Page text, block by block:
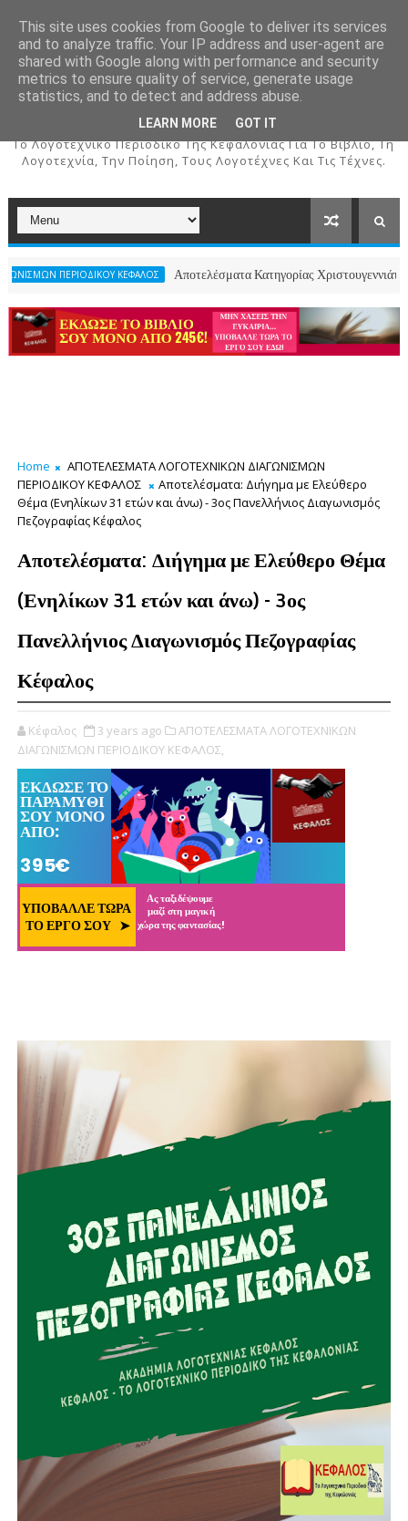
ΚΕΦΑΛΟΣ
To Λογοτεχνικό Περιοδικό Της Κεφαλονιάς Για Το Βιβλίο, Τη
Λογοτεχνία, Την Ποίηση, Τους Λογοτέχνες Και Τις Τέχνες.
ΚΕΦΑΛΟΣ Αποτελέσματα Κατηγορίας Χριστουγεννιάτικου Ποιήματος-
Home
ΑΠΟΤΕΛΕΣΜΑΤΑ ΛΟΓΟΤΕΧΝΙΚΩΝ ΔΙΑΓΩΝΙΣΜΩΝ
ΠΕΡΙΟΔΙΚΟΥ ΚΕΦΑΛΟΣ
Αποτελέσματα: Διήγημα με Ελεύθερο
Θέμα (Ενηλίκων 31 ετών και άνω) - 3ος Πανελλήνιος Διαγωνισμός
Πεζογραφίας Κέφαλος
Αποτελέσματα: Διήγημα με Ελεύθερο Θέμα
(Ενηλίκων 31 ετών και άνω) - 3ος
Πανελλήνιος Διαγωνισμός Πεζογραφίας
Κέφαλος
Κέφαλος 3 years ago
ΑΠΟΤΕΛΕΣΜΑΤΑ ΛΟΓΟΤΕΧΝΙΚΩΝ
ΔΙΑΓΩΝΙΣΜΩΝ ΠΕΡΙΟΔΙΚΟΥ ΚΕΦΑΛΟΣ,
This site uses cookies from Google to deliver its services
and to analyze traffic. Your IP address and user-agent are
shared with Google along with performance and security
metrics to ensure quality of service, generate usage
statistics, and to detect and address abuse.
LEARN MORE GOT IT